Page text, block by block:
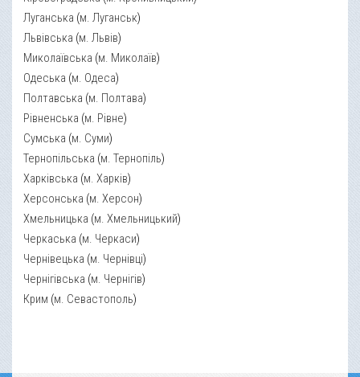
Луганська (м. Луганськ)
Львівська (м. Львів)
Миколаївська (м. Миколаїв)
Одеська (м. Одеса)
Полтавська (м. Полтава)
Рівненська (м. Рівне)
Сумська (м. Суми)
Тернопільська (м. Тернопіль)
Харківська (м. Харків)
Херсонська (м. Херсон)
Хмельницька (м. Хмельницький)
Черкаська (м. Черкаси)
Чернівецька (м. Чернівці)
Чернігівська (м. Чернігів)
Крим (м. Севастополь)